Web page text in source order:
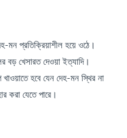
মন প্রতিক্রিয়াশীল হয়ে ওঠে।
বড় খেসারত দেওয়া ইত্যাদি।
হবে যেন দেহ-মন স্থির না
করা যেতে পারে।